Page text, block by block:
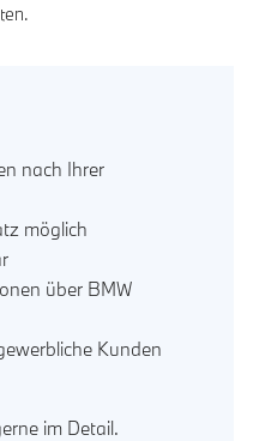
nach Ihrer
möglich
über BMW
Kunden
im Detail.